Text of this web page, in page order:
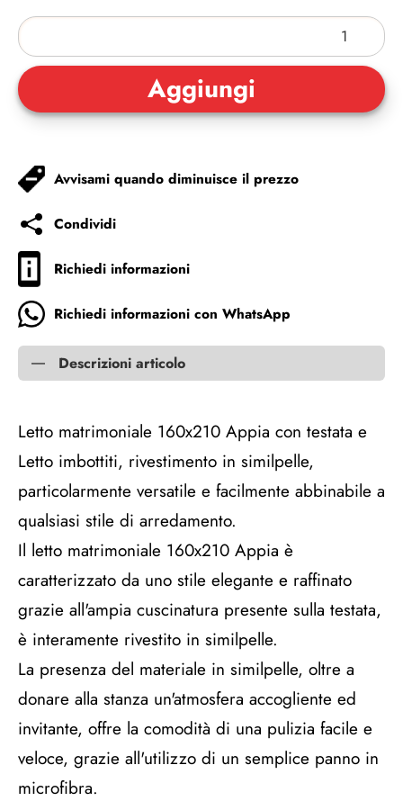
Avvisami quando diminuisce il prezzo
Condividi
Richiedi informazioni
Richiedi informazioni con WhatsApp
Descrizioni articolo
Letto matrimoniale 160x210 Appia con testata e
Letto imbottiti, rivestimento in similpelle,
particolarmente versatile e facilmente abbinabile a
qualsiasi stile di arredamento.
Il letto matrimoniale 160x210 Appia è
caratterizzato da uno stile elegante e raffinato
grazie all'ampia cuscinatura presente sulla testata,
è interamente rivestito in similpelle.
La presenza del materiale in similpelle, oltre a
donare alla stanza un'atmosfera accogliente ed
invitante, offre la comodità di una pulizia facile e
veloce, grazie all'utilizzo di un semplice panno in
microfibra.